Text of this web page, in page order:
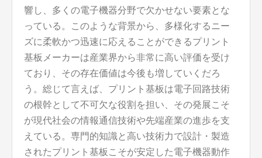
響し、多くの電子機器分野で欠かせない要素とな
っている。このような背景から、多様化するニー
ズに柔軟かつ迅速に応えることができるプリント
基板メーカーは産業界から非常に高い評価を受け
ており、その存在価値は今後も増していくだろ
う。総じて言えば、プリント基板は電子回路技術
の根幹として不可欠な役割を担い、その発展こそ
が現代社会の情報通信技術や先端産業の進歩を支
えている。専門的知識と高い技術力で設計・製造
されたプリント基板こそが安定した電子機器動作